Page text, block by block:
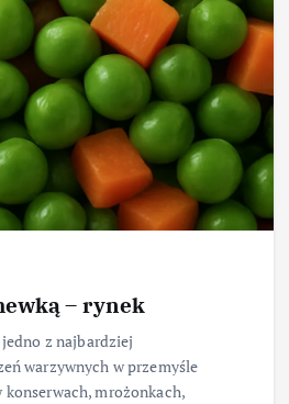
– rynek
z najbardziej
warzywnych w przemyśle
mrożonkach,